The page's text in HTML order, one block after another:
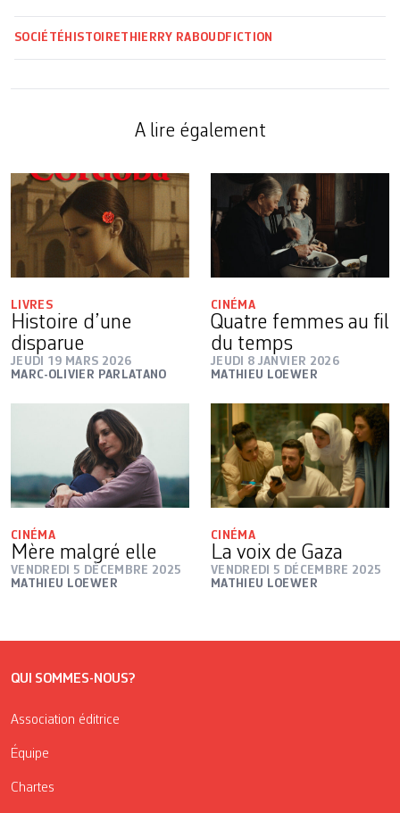
SOCIÉTÉ HISTOIRETHIERRY RABOUD FICTION
A lire également
LIVRES
Histoire d’une
disparue
JEUDI 19 MARS 2026
MARC-OLIVIER PARLATANO
CINÉMA
Quatre femmes au fil
du temps
JEUDI 8 JANVIER 2026
MATHIEU LOEWER
CINÉMA
Mère malgré elle
VENDREDI 5 DÉCEMBRE 2025
MATHIEU LOEWER
CINÉMA
La voix de Gaza
VENDREDI 5 DÉCEMBRE 2025
MATHIEU LOEWER
QUI SOMMES-NOUS?
Association éditrice
Équipe
Chartes